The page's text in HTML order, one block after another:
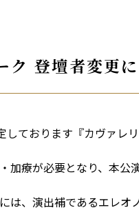
ク 登壇者変更
しております『カヴァレ
加療が必要となり、本公
は、演出補であるエレオ